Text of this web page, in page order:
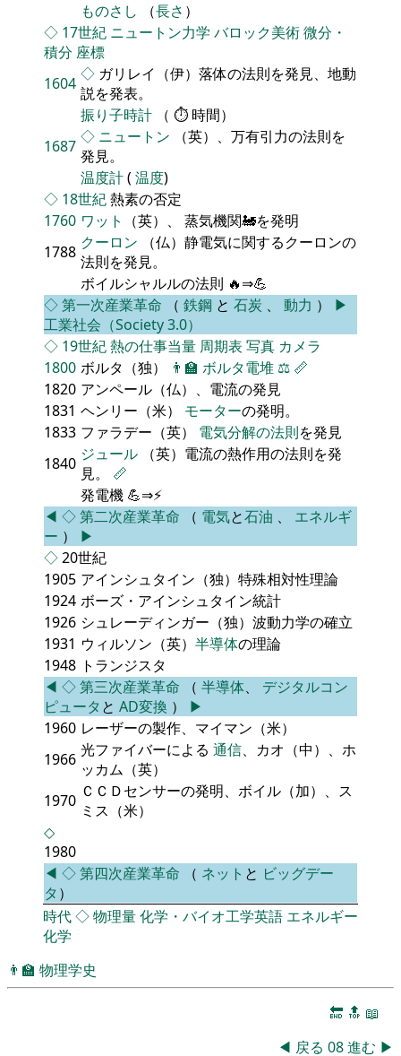
ものさし （長さ ）
◇ 17世紀 ニュートン力学 バロック美術微分・
積分 座標
1604 ◇ ガリレイ（伊）落体の法則を発見、地動
説を発表。
振り子時計 （ ⏱ 時間）
1687 ◇ ニュートン （英）、万有引力の法則を
発見。
温度計( 温度)
◇ 18世紀熱素の否定
1760 ワット
（英）、 蒸気機関🚂を発明
1788 クーロン （仏）静電気に関するクーロンの
法則を発見。
ボイルシャルルの法則 🔥⇒💪
◇第一次産業革命 （ 鉄鋼 と 石炭 、 動力 ） ▶
工業社会（Society 3.0）
◇ 19世紀熱の仕事当量 周期表 写真 カメラ
1800 ボルタ（独） 👨‍🏫 ボルタ電堆 ⚖️ 📏
1820 アンペール（仏）、電流の発見
1831 ヘンリー（米） モーターの発明。
1833 ファラデー（英） 電気分解の法則を発見
1840 ジュール （英）電流の熱作用の法則を発
見。 📏
発電機 💪⇒⚡
◀ ◇第二次産業革命 （ 電気と石油 、 エネルギ
ー ） ▶
◇20世紀
1905 アインシュタイン（独）特殊相対性理論
1924 ボーズ・アインシュタイン統計
1926 シュレーディンガー（独）波動力学の確立
1931 ウィルソン（英） 半導体の理論
1948 トランジスタ
◀ ◇第三次産業革命 （ 半導体、 デジタルコン
ピュータ と AD変換 ） ▶
1960 レーザーの製作、マイマン（米）
1966 光ファイバーによる 通信、カオ（中）、ホ
ッカム（英）
1970 ＣＣＤセンサーの発明、ボイル（加）、ス
ミス（米）
◇
1980
◀ ◇第四次産業革命 （ ネット と ビッグデー
タ ）
時代◇物理量化学・バイオ工学英語 エネルギー
化学
👨‍🏫 物理学史
🔚 🔝 📖
◀ 戻る 08進む ▶